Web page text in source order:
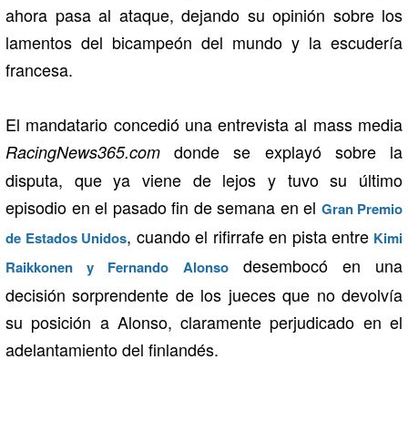
ahora pasa al ataque, dejando su opinión sobre los
lamentos del bicampeón del mundo y la escudería
francesa.
El mandatario concedió una entrevista al mass media
RacingNews365.com donde se explayó sobre la
disputa, que ya viene de lejos y tuvo su último
episodio en el pasado fin de semana en el Gran Premio
de Estados Unidos, cuando el rifirrafe en pista entre Kimi
Raikkonen y Fernando Alonsodesembocó en una
decisión sorprendente de los jueces que no devolvía
su posición a Alonso, claramente perjudicado en el
adelantamiento del finlandés.